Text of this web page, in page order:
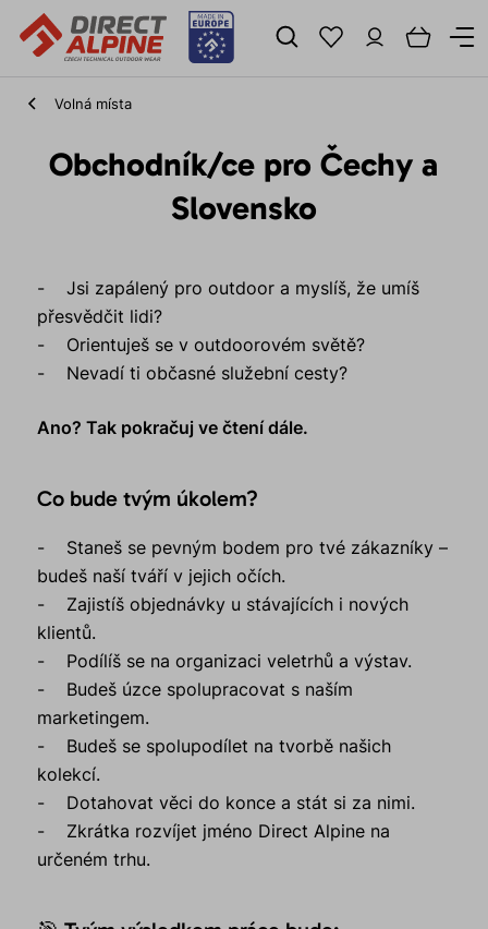
Volná místa
Obchodník/ce pro Čechy a
Slovensko
- Jsi zapálený pro outdoor a myslíš, že umíš
přesvědčit lidi?
- Orientuješ se v outdoorovém světě?
- Nevadí ti občasné služební cesty?
Ano? Tak pokračuj ve čtení dále.
Co bude tvým úkolem?
- Staneš se pevným bodem pro tvé zákazníky –
budeš naší tváří v jejich očích.
- Zajistíš objednávky u stávajících i nových
klientů.
- Podílíš se na organizaci veletrhů a výstav.
- Budeš úzce spolupracovat s naším
marketingem.
- Budeš se spolupodílet na tvorbě našich
kolekcí.
- Dotahovat věci do konce a stát si za nimi.
- Zkrátka rozvíjet jméno Direct Alpine na
určeném trhu.